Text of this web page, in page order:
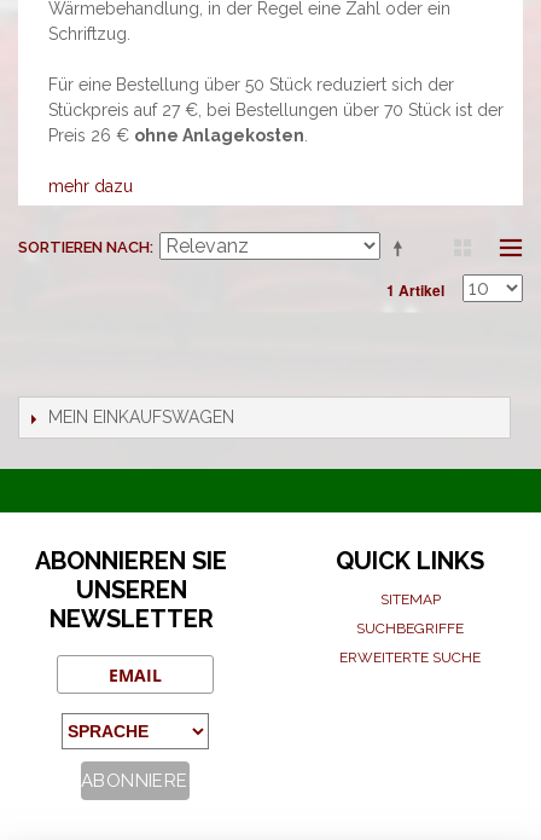
Wärmebehandlung, in der Regel eine Zahl oder ein
Schriftzug.
Für eine Bestellung über 50 Stück reduziert sich der
Stückpreis auf 27 €, bei Bestellungen über 70 Stück ist der
Preis 26 € ohne Anlagekosten
mehr dazu
SORTIEREN NACH
1 Artikel
MEIN EINKAUFSWAGEN
ABONNIEREN SIE
UNSEREN
NEWSLETTER
QUICK LINKS
SITEMAP
SUCHBEGRIFFE
ERWEITERTE SUCHE